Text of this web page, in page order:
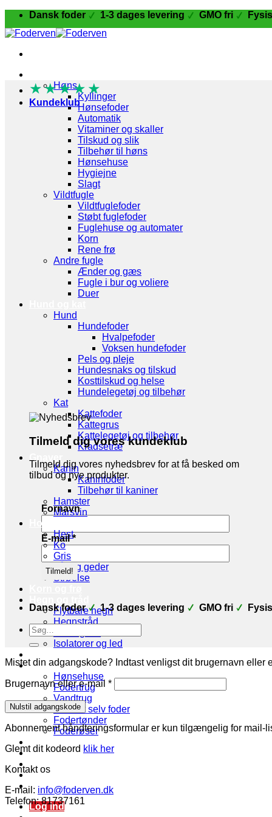
Fortsæt
indhold
Dansk foder 1-3 dages levering GMO fri
Høns
Kyllinger
Hønsefoder
Automatik
Vitaminer og skaller
Tilskud og slik
Tilbehør til høns
Hønsehuse
Hygiejne
Slagt
Vildtfugle
Vildtfuglefoder
Støbt fuglefoder
Fuglehuse og automater
Korn
Rene frø
Andre fugle
Ænder og gæs
Fugle i bur og voliere
Duer
Hund
Hundefoder
Hvalpefoder
Voksen hundefoder
Pels og pleje
Hundesnaks og tilskud
Kosttilskud og helse
Hundelegetøj og tilbehør
Kat
Kattefoder
Kattegrus
Kattelegetøj og tilbehør
Kradsetræ
Kanin
Kaninfoder
Tilbehør til kaniner
Hamster
Marsvin
Hov- og Klovdyr
Hest
Ko
Gris
Får og geder
Strøelse
Flytbare hegn
Hegnstråd
Isolatorer og led
Stald udstyr
Hønsehuse
Fodertrug
Vandtrug
Gør det selv foder
Fodertønder
Foderøser
Skadedyr
Brands
Økologi
Tilbud
Log ind
★★★★ ★
Kundeklub
Tilmeld dig vores kundeklub
Tilmeld dig vores nyhedsbrev for at få besked om
tilbud og nye produkter.
Fornavn
E-mail*
Dansk foder 1-3 dages levering GMO fri
Søg
efter:
Mistet din adgangskode? Indtast venligst dit brugernavn
Brugernavn eller e-mail *Påkrævet
Nulstil adgangskode
Abonnement håndteringsformular er kun tilgængelig for mail-
Glemt dit kodeord klik her
Kontakt os
E-mail: info@foderven.dk
Telefon: 81737161